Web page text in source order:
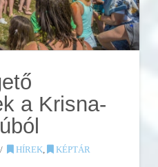
a Krisna-
HÍREK, KÉPTÁR